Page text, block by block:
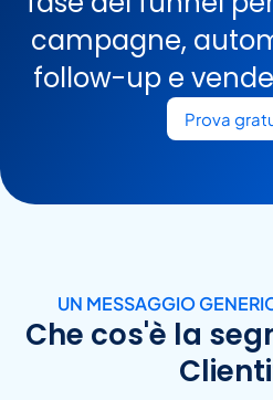
campagne,
follow-up e
Prova
UN MESSAGGIO
Che cos'è la